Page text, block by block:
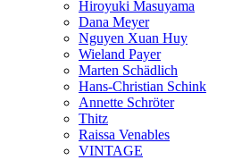
Hiroyuki Masuyama
Dana Meyer
Nguyen Xuan Huy
Wieland Payer
Marten Schädlich
Hans-Christian Schink
Annette Schröter
Thitz
Raissa Venables
VINTAGE